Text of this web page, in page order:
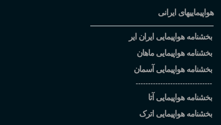
هواپیماییهای ایرانی
بخشنامه هواپیمایی ایران ایر
بخشنامه هواپیمایی ماهان
بخشنامه هواپیمایی آسمان
-------------------------------
بخشنامه هواپیمایی آتا
بخشنامه هواپیمایی اترک